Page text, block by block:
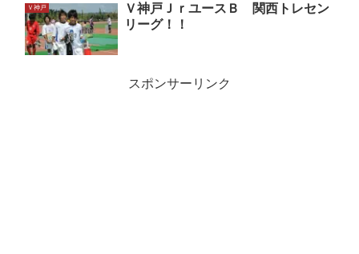
Ｖ神戸
Ｖ神戸ＪｒユースＢ 関西トレセン
リーグ！！
スポンサーリンク